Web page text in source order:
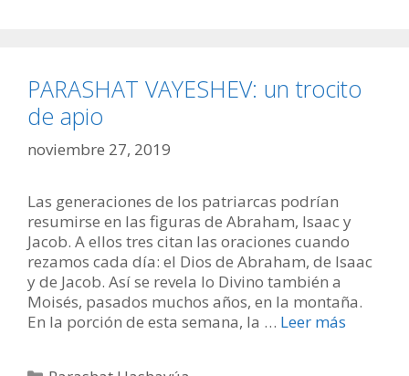
PARASHAT VAYESHEV: un trocito
de apio
noviembre 27, 2019
Las generaciones de los patriarcas podrían
resumirse en las figuras de Abraham, Isaac y
Jacob. A ellos tres citan las oraciones cuando
rezamos cada día: el Dios de Abraham, de Isaac
y de Jacob. Así se revela lo Divino también a
Moisés, pasados muchos años, en la montaña.
En la porción de esta semana, la … Leer más